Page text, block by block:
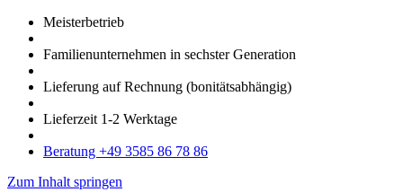
Meister­betrieb
Familien­unter­nehmen in sechster Gene­ration
Lieferung auf Rech­nung (bonitätsabhängig)
Liefer­zeit 1-2 Werk­tage
Bera­tung +49 3585 86 78 86
Zum Inhalt springen